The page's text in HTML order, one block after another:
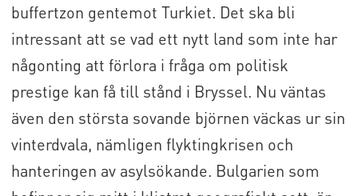
buffertzon gentemot Turkiet. Det ska bli
intressant att se vad ett nytt land som inte har
någonting att förlora i fråga om politisk
prestige kan få till stånd i Bryssel. Nu väntas
även den största sovande björnen väckas ur sin
vinterdvala, nämligen flyktingkrisen och
hanteringen av asylsökande. Bulgarien som